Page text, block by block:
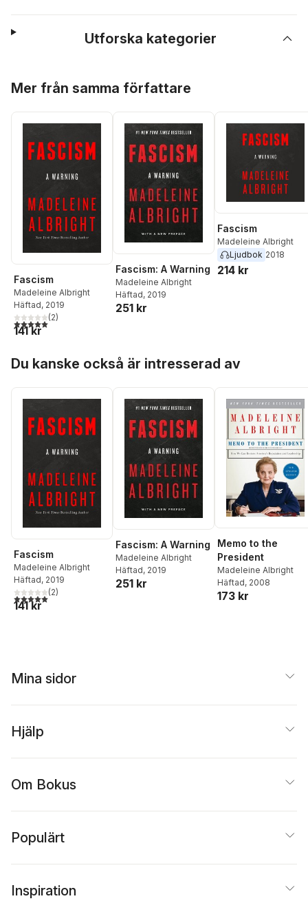
Utforska kategorier
Mer från samma författare
Fascism
Madeleine Albright
Häftad, 2019
5,0utav 5 stjärnor. Totalt antal röster:
(2)
141 kr
Fascism: A Warning
Madeleine Albright
Häftad, 2019
251 kr
Fascism
Madeleine Albright
Ljudbok 2018
214 kr
Du kanske också är intresserad av
Fascism
Madeleine Albright
Häftad, 2019
5,0utav 5 stjärnor. Totalt antal röster:
(2)
141 kr
Fascism: A Warning
Madeleine Albright
Häftad, 2019
251 kr
Memo to the
President
Madeleine Albright
Häftad, 2008
173 kr
Mina sidor
Hjälp
Om Bokus
Populärt
Inspiration